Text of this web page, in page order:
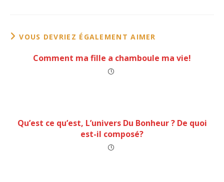
VOUS DEVRIEZ ÉGALEMENT AIMER
Comment ma fille a chamboule ma vie!
Qu’est ce qu’est, L’univers Du Bonheur ? De quoi
est-il composé?